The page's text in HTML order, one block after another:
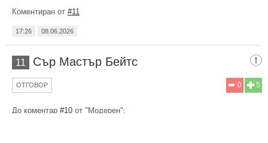
Коментиран от #11
17:26 08.06.2026
11 Сър Мастър Бейтс
5
0
ОТГОВОР
До коментар #10 от "Модерен":